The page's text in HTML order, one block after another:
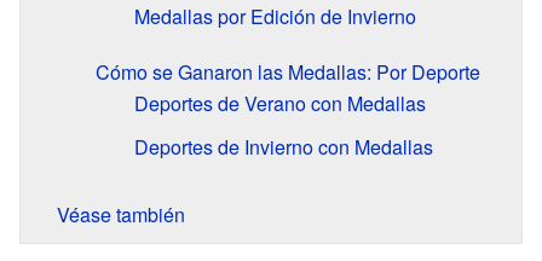
Medallas por Edición de Invierno
Cómo se Ganaron las Medallas: Por Deporte
Deportes de Verano con Medallas
Deportes de Invierno con Medallas
Véase también